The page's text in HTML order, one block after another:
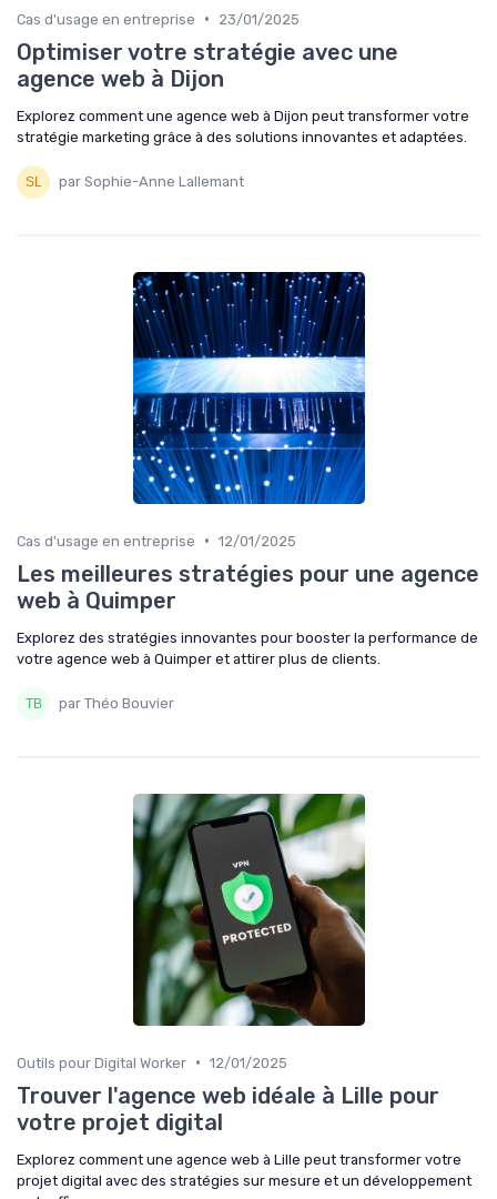
Cas d'usage en entreprise • 23/01/2025
Optimiser votre stratégie avec une
agence web à Dijon
Explorez comment une agence web à Dijon peut transformer votre
stratégie marketing grâce à des solutions innovantes et adaptées.
par Sophie-Anne Lallemant
Cas d'usage en entreprise • 12/01/2025
Les meilleures stratégies pour une agence
web à Quimper
Explorez des stratégies innovantes pour booster la performance de
votre agence web à Quimper et attirer plus de clients.
par Théo Bouvier
Outils pour Digital Worker • 12/01/2025
Trouver l'agence web idéale à Lille pour
votre projet digital
Explorez comment une agence web à Lille peut transformer votre
projet digital avec des stratégies sur mesure et un développement